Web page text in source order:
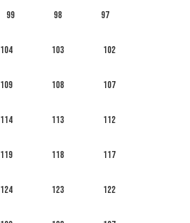
97
98
99
102
103
104
107
108
109
112
113
114
117
118
119
122
123
124